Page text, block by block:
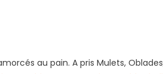
au pain. A pris Mulets,